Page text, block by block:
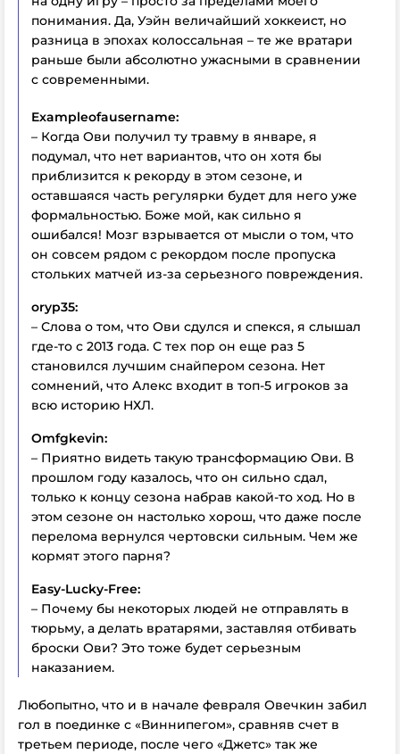
понимания. Да, Уэйн величайший хоккеист, но
разница в эпохах колоссальная – те же вратари
раньше были абсолютно ужасными в сравнении
с современными.
Exampleofausername:
– Когда Ови получил ту травму в январе, я
подумал, что нет вариантов, что он хотя бы
приблизится к рекорду в этом сезоне, и
оставшаяся часть регулярки будет для него уже
формальностью. Боже мой, как сильно я
ошибался! Мозг взрывается от мысли о том, что
он совсем рядом с рекордом после пропуска
стольких матчей из-за серьезного повреждения.
oryp35:
– Слова о том, что Ови сдулся и спекся, я слышал
где-то с 2013 года. С тех пор он еще раз 5
становился лучшим снайпером сезона. Нет
сомнений, что Алекс входит в топ-5 игроков за
всю историю НХЛ.
Omfgkevin:
– Приятно видеть такую трансформацию Ови. В
прошлом году казалось, что он сильно сдал,
только к концу сезона набрав какой-то ход. Но в
этом сезоне он настолько хорош, что даже после
перелома вернулся чертовски сильным. Чем же
кормят этого парня?
Easy-Lucky-Free:
– Почему бы некоторых людей не отправлять в
тюрьму, а делать вратарями, заставляя отбивать
броски Ови? Это тоже будет серьезным
наказанием.
Любопытно, что и в начале февраля Овечкин забил
гол в поединке с «Виннипегом», сравняв счет в
третьем периоде, после чего «Джетс» так же